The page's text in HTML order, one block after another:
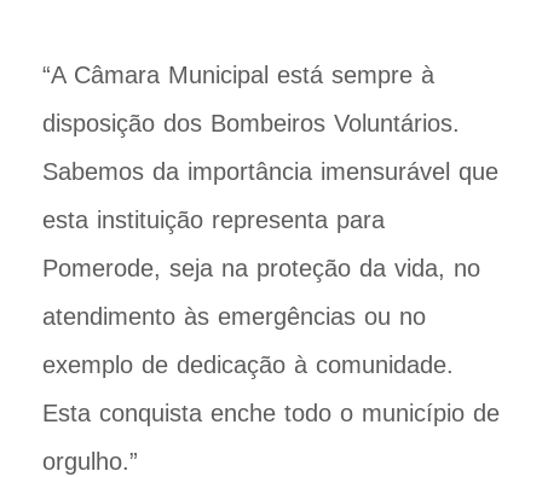
“A Câmara Municipal está sempre à
disposição dos Bombeiros Voluntários.
Sabemos da importância imensurável que
esta instituição representa para
Pomerode, seja na proteção da vida, no
atendimento às emergências ou no
exemplo de dedicação à comunidade.
Esta conquista enche todo o município de
orgulho.”